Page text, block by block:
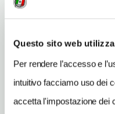
Questo sito web
Per rendere l’accesso e
intuitivo facciamo uso dei
accetta l'impostazione dei
INDIRIZZO EMAIL
TELEFONO
0758479248
NUMERO CAMERE
45